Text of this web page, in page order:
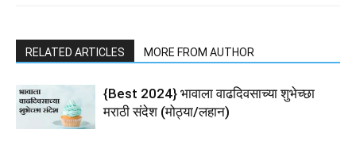
RELATED ARTICLES MORE FROM AUTHOR
{Best 2024} भावाला वाढदिवसाच्या शुभेच्छा
मराठी संदेश (मोठ्या/लहान)